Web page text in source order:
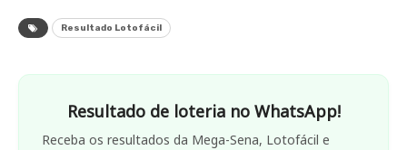
Resultado Lotofácil
Resultado de loteria no WhatsApp!
Receba os resultados da Mega-Sena, Lotofácil e